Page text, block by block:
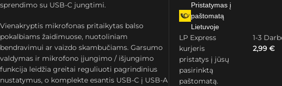
sprendimo su USB-C jungtimi.
Vienakryptis mikrofonas pritaikytas balso
pokalbiams žaidimuose, nuotoliniam
bendravimui ar vaizdo skambučiams. Garsumo
valdymas ir mikrofono įjungimo / išjungimo
funkcija leidžia greitai reguliuoti pagrindinius
nustatymus, o komplekte esantis USB-C į USB-A
Pristatymas į
paštomatą
Lietuvoje
LP Express
kurjeris
pristatys į jūsų
pasirinktą
paštomatą.
1-3
2,99€